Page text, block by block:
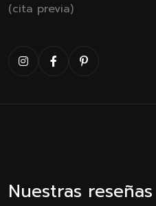
(cita previa)
Nuestras reseñas